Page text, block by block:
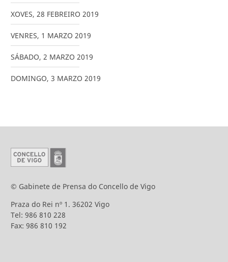
XOVES, 28 FEBREIRO 2019
VENRES, 1 MARZO 2019
SÁBADO, 2 MARZO 2019
DOMINGO, 3 MARZO 2019
© Gabinete de Prensa do Concello de Vigo
Praza do Rei nº 1. 36202 Vigo
Tel: 986 810 228
Fax: 986 810 192